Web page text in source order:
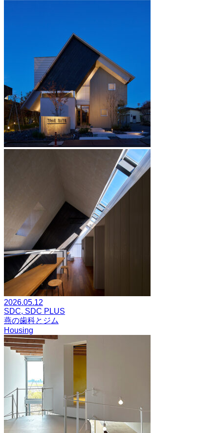
2026.05.12
SDC, SDC PLUS
燕の歯科とジム
Housing